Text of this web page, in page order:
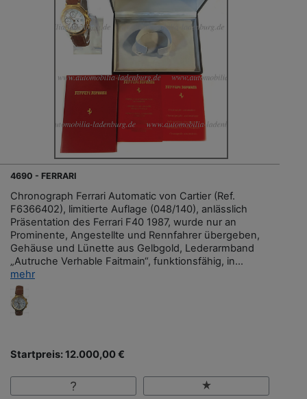
4690 - FERRARI
Chronograph Ferrari Automatic von Cartier (Ref.
F6366402), limitierte Auflage (048/140), anlässlich
Präsentation des Ferrari F40 1987, wurde nur an
Prominente, Angestellte und Rennfahrer übergeben,
Gehäuse und Lünette aus Gelbgold, Lederarmband
„Autruche Verhable Faitmain“, funktionsfähig, in...
mehr
Startpreis: 12.000,00 €